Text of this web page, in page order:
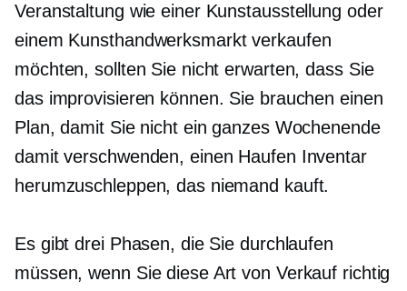
Veranstaltung wie einer Kunstausstellung oder
einem Kunsthandwerksmarkt verkaufen
möchten, sollten Sie nicht erwarten, dass Sie
das improvisieren können. Sie brauchen einen
Plan, damit Sie nicht ein ganzes Wochenende
damit verschwenden, einen Haufen Inventar
herumzuschleppen, das niemand kauft.
Es gibt drei Phasen, die Sie durchlaufen
müssen, wenn Sie diese Art von Verkauf richtig